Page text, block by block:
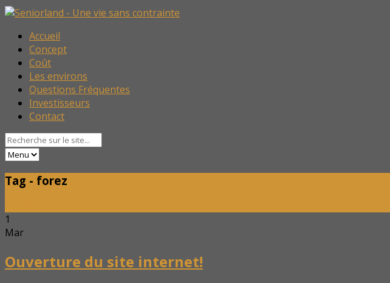
Accueil
Concept
Coût
Les environs
Questions Fréquentes
Investisseurs
Contact
Tag - forez
1
Mar
Ouverture du site internet!